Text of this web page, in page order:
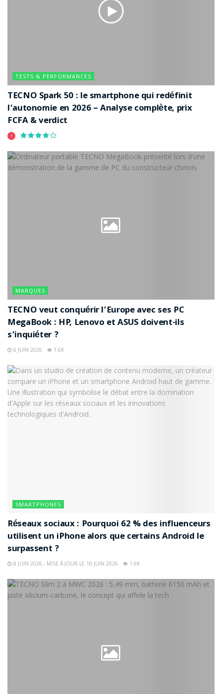
TESTS & PERFORMANCES
TECNO Spark 50 : le smartphone qui redéfinit
l’autonomie en 2026 – Analyse complète, prix
FCFA & verdict
MARQUES
TECNO veut conquérir l’Europe avec ses PC
MegaBook : HP, Lenovo et ASUS doivent-ils
s’inquiéter ?
6 JUIN 2026 1.6K
SMARTPHONES
Réseaux sociaux : Pourquoi 62 % des influenceurs
utilisent un iPhone alors que certains Android le
surpassent ?
8 JUIN 2026 - MISE À JOUR LE 10 JUIN 2026 1.6K